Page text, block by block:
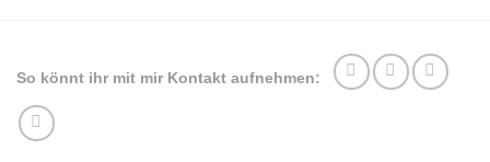
Optionen
auf
der
So könnt ihr mit mir Kontakt aufnehmen: